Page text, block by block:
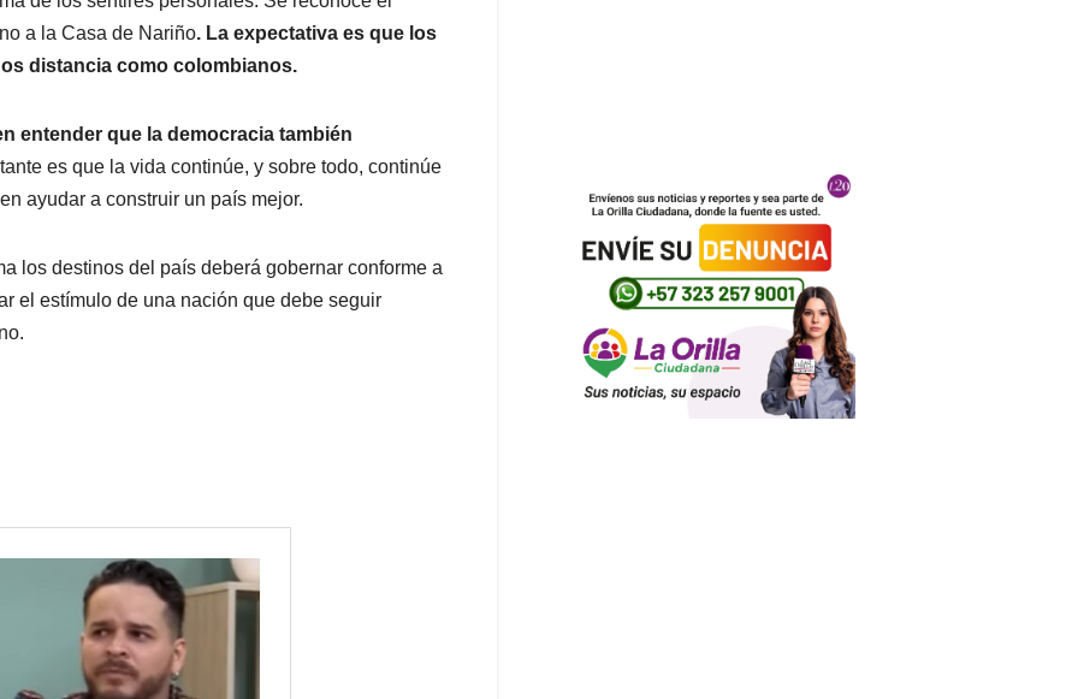
a la Casa de Nariño. La expectativa es que los
distancia como colombianos.
entender que la democracia también
es que la vida continúe, y sobre todo, continúe
ayudar a construir un país mejor.
los destinos del país deberá gobernar conforme a
el estímulo de una nación que debe seguir